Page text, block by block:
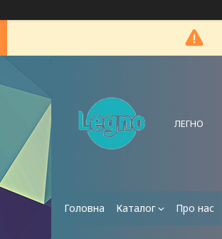
ЛЕГНО
Головна Каталог Про нас